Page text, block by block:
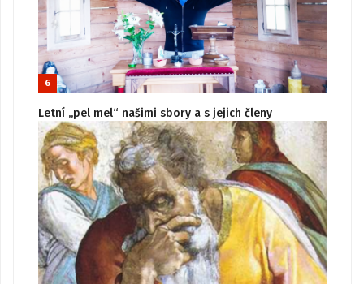
6
Letní „pel mel“ našimi sbory a s jejich členy